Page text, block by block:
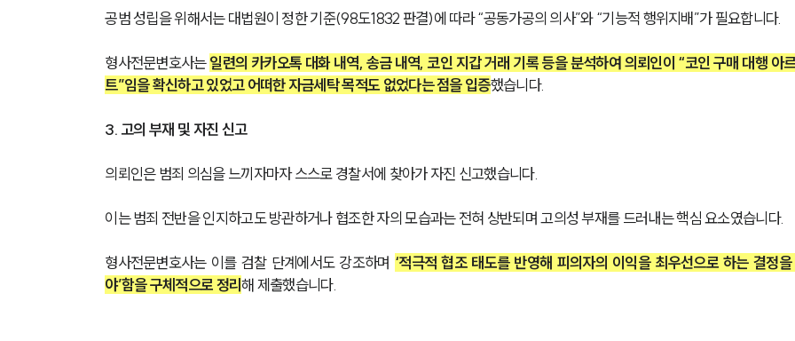
공범 성립을 위해서는 대법원이 정한 기준(98도1832 판결)에 따라 “공동가공의 의사”와 “기능적 행위지배”가 필요합니다.
형사전문변호사는 일련의 카카오톡 대화 내역, 송금 내역, 코인 지갑 거래 기록 등을 분석하여 의뢰인이 “코인 구매 대행 아르
트”임을 확신하고 있었고 어떠한 자금세탁 목적도 없었다는 점을 입증했습니다.
3. 고의 부재 및 자진 신고
의뢰인은 범죄 의심을 느끼자마자 스스로 경찰서에 찾아가 자진 신고했습니다.
이는 범죄 전반을 인지하고도 방관하거나 협조한 자의 모습과는 전혀 상반되며 고의성 부재를 드러내는 핵심 요소였습니다.
형사전문변호사는 이를 검찰 단계에서도 강조하며 ‘적극적 협조 태도를 반영해 피의자의 이익을 최우선으로 하는 결정을
야’함을 구체적으로 정리해 제출했습니다.